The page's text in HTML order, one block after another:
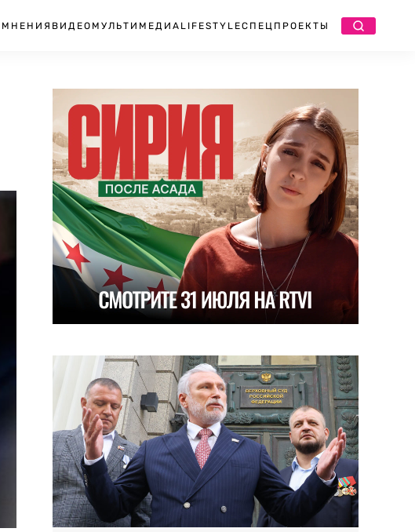
МНЕНИЯ ВИДЕО МУЛЬТИМЕДИА LIFESTYLEСПЕЦПРОЕКТЫ